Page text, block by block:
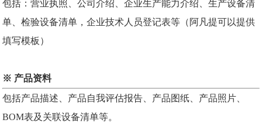
包括：营业执照、公司介绍、企业生产能力介绍、生产设备清
单、检验设备清单，企业技术人员登记表等（阿凡提可以提供
填写模板）
※ 产品资料
包括产品描述、产品自我评估报告、产品图纸、产品照片、
BOM表及关联设备清单等。